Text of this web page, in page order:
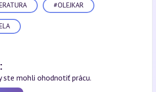
#OLEJKAR
ste mohli ohodnotiť prácu.